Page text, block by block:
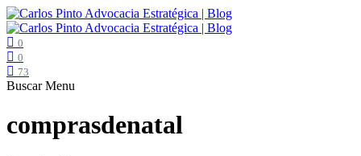
0
0
73
Buscar Menu
comprasdenatal